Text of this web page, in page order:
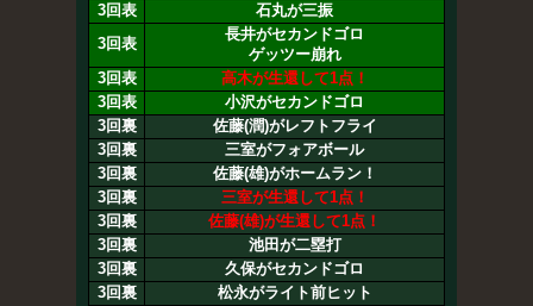
3回表
石丸が三振
3回表
長井がセカンドゴロ
ゲッツー崩れ
3回表
高木が生還して1点！
3回表
小沢がセカンドゴロ
3回裏
佐藤(潤)がレフトフライ
3回裏
三室がフォアボール
3回裏
佐藤(雄)がホームラン！
3回裏
三室が生還して1点！
3回裏
佐藤(雄)が生還して1点！
3回裏
池田が二塁打
3回裏
久保がセカンドゴロ
3回裏
松永がライト前ヒット